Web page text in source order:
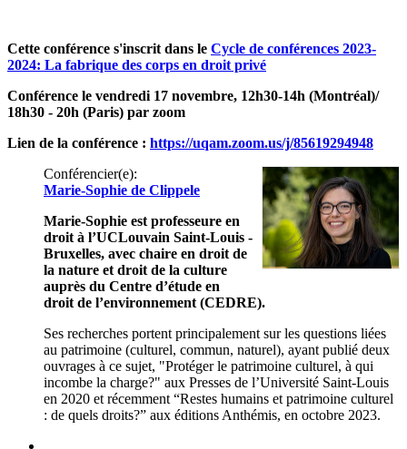
Cette conférence s'inscrit dans le Cycle de conférences 2023-
2024: La fabrique des corps en droit privé
Conférence le vendredi 17 novembre, 12h30-14h (Montréal)/
18h30 - 20h (Paris) par zoom
Lien de la conférence : https://uqam.zoom.us/j/85619294948
Conférencier(e):
Marie-Sophie de Clippele
Marie-Sophie est professeure en
droit à l’UCLouvain Saint-Louis -
Bruxelles, avec chaire en droit de
la nature et droit de la culture
auprès du Centre d’étude en
droit de l’environnement (CEDRE).
Ses recherches portent principalement sur les questions liées
au patrimoine (culturel, commun, naturel), ayant publié deux
ouvrages à ce sujet, "Protéger le patrimoine culturel, à qui
incombe la charge?" aux Presses de l’Université Saint-Louis
en 2020 et récemment “Restes humains et patrimoine culturel
: de quels droits?” aux éditions Anthémis, en octobre 2023.